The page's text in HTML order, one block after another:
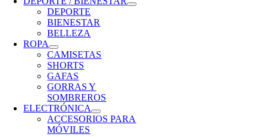
DEPORTE
BIENESTAR
BELLEZA
ROPA
CAMISETAS
SHORTS
GAFAS
GORRAS Y
SOMBREROS
ELECTRÓNICA
ACCESORIOS PARA
MÓVILES